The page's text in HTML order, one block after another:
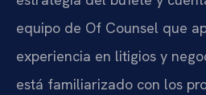
equipo de Of Counsel que
experiencia en litigios y
está familiarizado con los